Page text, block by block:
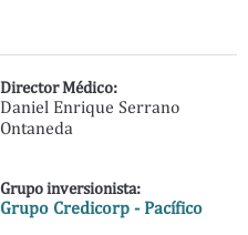
Director Médico:
Daniel Enrique Serrano
Ontaneda
Grupo inversionista:
Grupo Credicorp - Pacífico